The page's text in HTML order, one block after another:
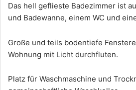
Das hell geflieste Badezimmer ist
und Badewanne, einem WC und
Große und teils bodentiefe
Wohnung mit Licht durchfluten.
Platz für Waschmaschine und